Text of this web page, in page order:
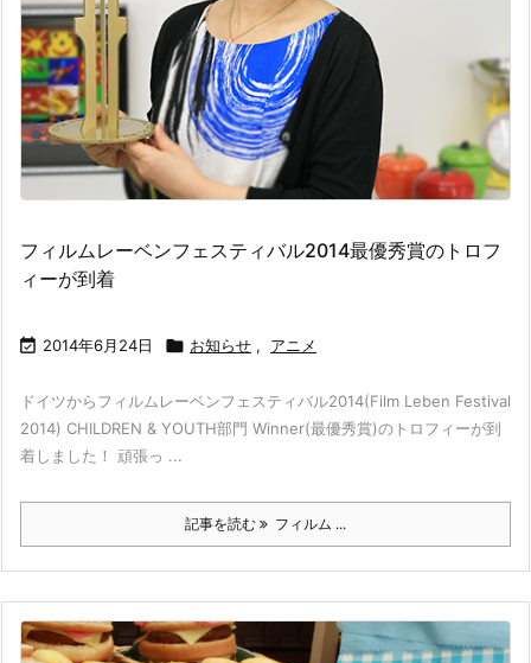
フィルムレーベンフェスティバル2014最優秀賞のトロフ
ィーが到着
 2014年6月24日  お知らせ , アニメ
ドイツからフィルムレーベンフェスティバル2014(Film Leben Festival
2014) CHILDREN & YOUTH部門 Winner(最優秀賞)のトロフィーが到
着しました！ 頑張っ ...
記事を読む フィルム ...